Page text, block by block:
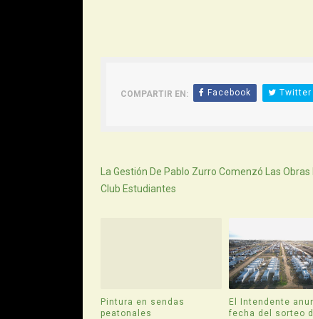
COMPARTIR EN: Facebook Twitter
La Gestión De Pablo Zurro Comenzó Las Obras
Club Estudiantes
Pintura en sendas
peatonales
El Intendente
fecha del sorteo